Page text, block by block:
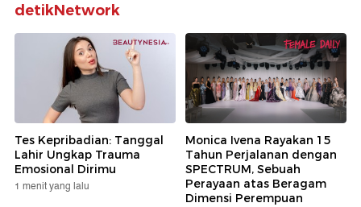
detikNetwork
Tes Kepribadian: Tanggal
Lahir Ungkap Trauma
Emosional Dirimu
1 menit yang lalu
Monica Ivena Rayakan 15
Tahun Perjalanan dengan
SPECTRUM, Sebuah
Perayaan atas Beragam
Dimensi Perempuan